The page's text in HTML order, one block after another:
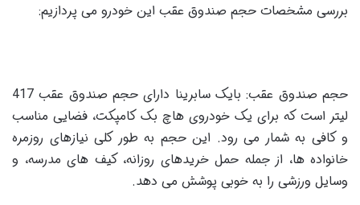
بررسی مشخصات حجم صندوق عقب این خودرو می پردازیم:
حجم صندوق عقب: بایک سابرینا دارای حجم صندوق عقب 417
لیتر است که برای یک خودروی هاچ بک کامپکت، فضایی مناسب
و کافی به شمار می رود. این حجم به طور کلی نیازهای روزمره
خانواده ها، از جمله حمل خریدهای روزانه، کیف های مدرسه، و
وسایل ورزشی را به خوبی پوشش می دهد.